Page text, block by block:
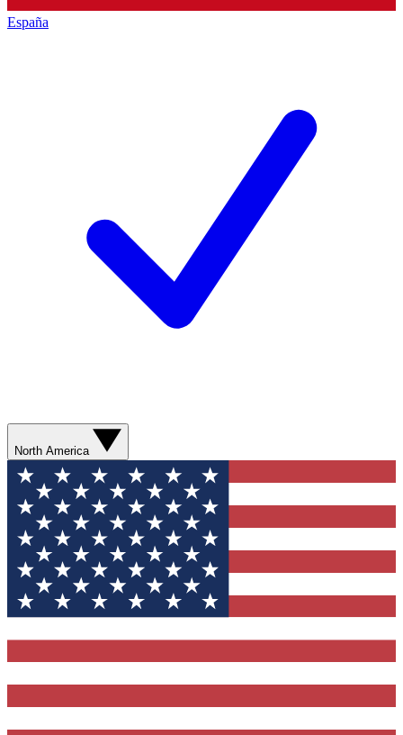
España
North America